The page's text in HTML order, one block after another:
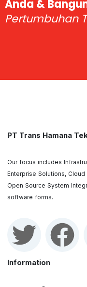
Anda &
Pertumbuhan
PT Trans Hamana
Our focus includes
Enterprise Solutions,
Open Source System
software forms.
Information